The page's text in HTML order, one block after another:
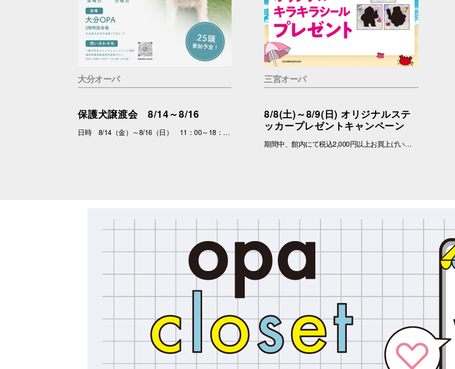
大分オーパ
保護犬譲渡会 8/14～8/16
日時 8/14（金）～8/16（日） 11：00～18：00 場所 3F特設会場 内容 まずは会いにくるだけで大丈夫。 抱っこして、ふれあって、その子の魅力を感じてください。 あなたを待っている子がいます。 運命の出会いが、待っているかもしれません。 問合せ先 一般社団法人アニマルウェルフェア福岡 050-1808-1937（11：00～19：00）
三宮オーパ
8/8(土)～8/9(日) オリジナルステ
ッカープレゼントキャンペーン
期間中、館内にて税込2,000円以上お買上げいただき、「OPA VIVRE FORUS アプリ」の対象画面をご提示いただいたお客さまに、先着でここでしか手に入らない「オリジナルキラキラステッカー」をプレゼントいたします！ ぜひこの機会に、お買い物と合わせて限定ノベルティをゲットしてください。 （※本企画は、アプリ会員さま限定となります） ■配布期間 2026年8月8日(土)～8月9日(日) ※各日の実施時間は、引換時間に準じます。 ※ノベルティはなくなり次第、配布を終了いたします。 ※一部実施していない店舗がございます。 ■ノベルティ内容 キラキラステッカー (全3種) ■引換条件 期間中、以下の2点を引換カウンターにてご提示ください。 ① 館内でお買上げいただいた、税込2,000円以上のレシート（合算可） ② 「OPA VIVRE FORUS アプリ」のクーポン画面 ■引換場所・引換時間 引換場所：1階 特設カウンター 引換時間：11:00 ～ 当日分がなくなり次第終了 ■注意事項 ※ノベルティは数量限定のため、なくなり次第終了となりますので予めご了承ください。 ※ノベルティはランダムでのお渡しとなります。重複した場合でも、種類の変更・交換はいたしかねます。 ※ノベルティの引き換えは、おひとりさま3枚までとなります。 ※お買上げレシートは、期間中の三宮オーパのものに限ります（一部対象外のショップ・商品がございます） ※三宮オーパのレシートのみ対象。館をまたいだレシートの合算は不可。 ※画像はイメージです。実際のノベルティとは異なる場合がございます。 ▼詳しくはコチラ▼ https://www.opa-club.com/contents/opanchuusagi_2026/ ▼アプリについて詳しくはこちら！ ▼ https://www.opa-club.com/contents/app/